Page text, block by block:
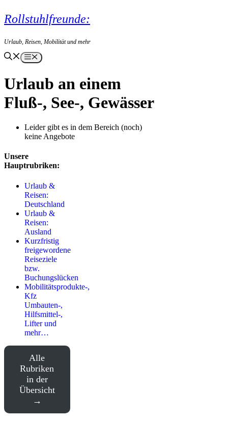
Zum
Inhalt
Rollstuhlfreunde:
Urlaub, Reisen, Mobilität und mehr
Menü
Urlaub an einem
Fluß-, See-, Gewässer
Leider gibt es in dem Bereich (noch)
keine Angebote
Unsere
Hauptrubriken:
Urlaub &
Reisen:
Deutschland
Urlaub &
Reisen:
Ausland
Kurzfristig
freigewordene
Reiseziele
bzw.
Buchungslücken
Mobilitätsprodukte-,
Kfz
Umbauten-,
Hilfsmittel-,
Lifter und
mehr…
Alle
Rubriken
in der
Übersicht